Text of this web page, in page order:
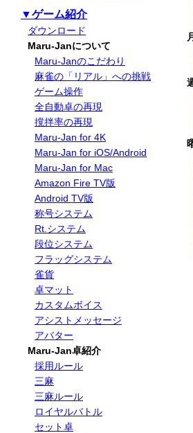
▼ゲーム紹介
ダウンロード
Maru-Janについて
Maru-Janのこだわり
麻雀の「リアル」への挑戦
ゲーム操作
全自動卓の再現
撹拌率の再現
Maru-Jan for 4K
Maru-Jan for iOS/Android
Maru-Jan for Mac
Amazon Fire TV版
Android TV版
称号システム
Rt.システム
段位システム
フラッグシステム
雀貨
卓マット
カスタムボイス
アシストメッセージ
アバター
Maru-Jan卓紹介
採用ルール
三麻
三麻ルール
ロイヤルバトル
セット卓